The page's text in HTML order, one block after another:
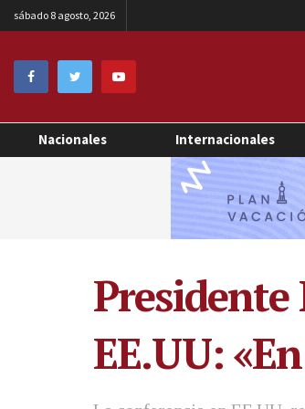
sábado 8 agosto, 2026
Nacionales Internacionales
EE.UU: